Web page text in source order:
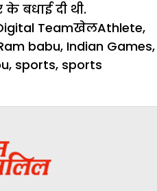
के बधाई दी थी.
TeamCategories
खेलTags
Athlete,
babu, Indian Games,
, sports, sports